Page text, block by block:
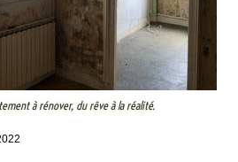
à rénover, du rêve à la réalité.